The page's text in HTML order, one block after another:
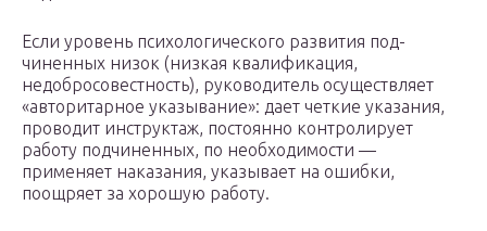
Если уровень психологического развития под­
чиненных низок (низкая квалификация,
недобросовест­ность), руководитель осуществляет
«авторитарное указывание»: дает четкие указания,
проводит инструктаж, постоянно контролирует
работу подчиненных, по необходимости —
применяет наказания, указывает на ошибки,
поощряет за хорошую работу.